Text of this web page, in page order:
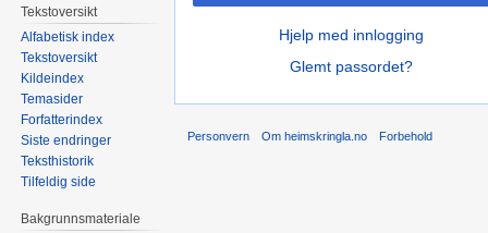
Hjelp med innlogging
Glemt passordet?
Tekstoversikt
Alfabetisk index
Tekstoversikt
Kildeindex
Temasider
Forfatterindex
Siste endringer
Teksthistorik
Tilfeldig side
Bakgrunnsmateriale
Personvern Om heimskringla.no Forbehold